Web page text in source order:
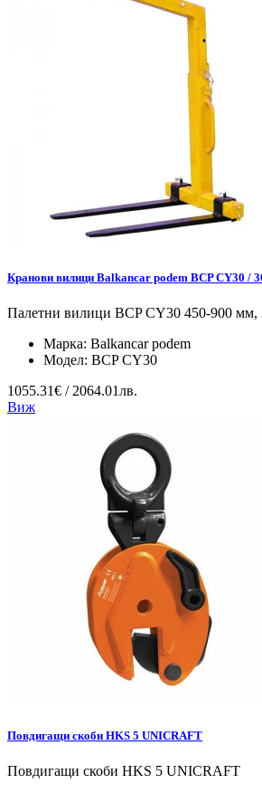
Кранови вилици Balkancar podem BCP CY30 /
Палетни вилици BCP CY30 450-900 мм,
Марка: Balkancar podem
Модел: BCP CY30
1055.31€ / 2064.01лв.
Виж
Повдигащи скоби HKS 5 UNICRAFT
Повдигащи скоби HKS 5 UNICRAFT